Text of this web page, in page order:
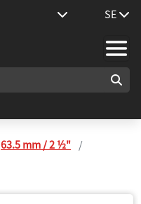
SE
63.5 mm / 2 ½"